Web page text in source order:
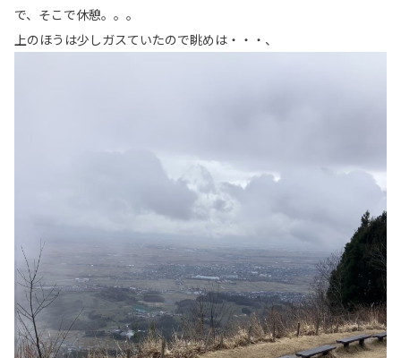
で、そこで休憩。。。
上のほうは少しガスていたので眺めは・・・、